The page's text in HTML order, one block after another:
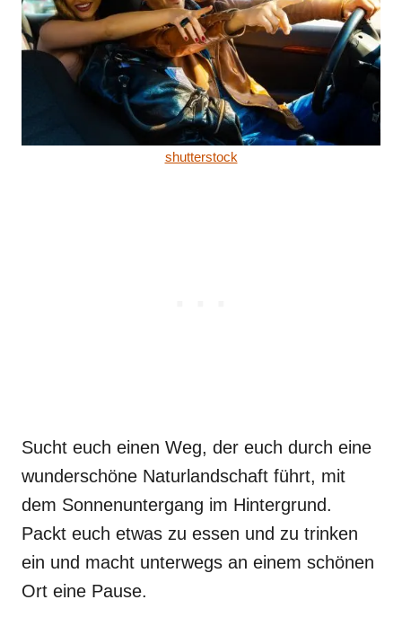
shutterstock
Sucht euch einen Weg, der euch durch eine
wunderschöne Naturlandschaft führt, mit
dem Sonnenuntergang im Hintergrund.
Packt euch etwas zu essen und zu trinken
ein und macht unterwegs an einem schönen
Ort eine Pause.